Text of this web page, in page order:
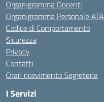
Organigramma Docenti
Organigramma Personale ATA
Codice di Comportamento
Sicurezza
Privacy
Contatti
Orari ricevimento Segreteria
I Servizi